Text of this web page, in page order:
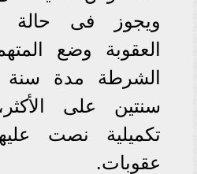
ويجوز فى حالة
العقوبة وضع
الشرطة مدة سنة
سنتين على
عقوبات.